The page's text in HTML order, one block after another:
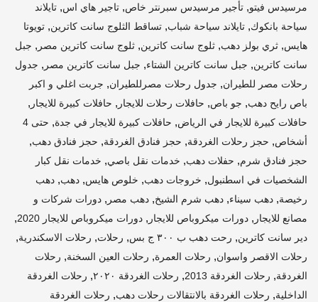
مرسيدس فيتو, تأجير مرسيدس سبرنتر خاص, تاجير هاي اس, تايلاند
سياحة بانكوك, تايلاند سياحة شباب, تساقط الثلوج سانت كاترين, تويوتا
هايس, ثري بولز دهب, ثلوج سانت كاترين, ثلوج سانت كاترين مصر , جبل
سانت كاترين, جبل سانت كاترين الشتاء, جبل سانت كاترين مصر , جدول
رحلات مصر للطيران, جدول رحلات مصرللطيران, جربت اغلي و اكبر
باص رايح دهب, جو باص, حافلات رحلات للايجار , حافلات كبيرة للايجار ,
حافلات كبيرة للايجار في الرياض, حافلات كبيرة للايجار في جدة,
حتى 4
أشخاص, حجز رحلات الغردقة, حجز فنادق الغردقة, حجز فنادق دهب,
حجز فنادق شرم, حفلات دهب, خدمات نقل باصي, خدمات نقل كبار
الشخصيات في اسطنبول, خروجات دهب, خلوص هايس, دهب, دهب
رخيصة, دهب سيناء, دهب شرم الشيخ, دهب مصر , دورات شركات و
مصانع للايجار , دورات ميكروباص للايجار , دورات ميكروباص للايجار 2020 ,
دير سانت كاترين, رحت دهب ب ٣٠٠ ج بس , رحلات, رحلات الاسكندرية,
رحلات الاقصر واسوان, رحلات العمرة, رحلات العين السخنة, رحلات
الغردقة, رحلات الغردقة 2013 , رحلات الغردقة ٢٠٢٠ , رحلات الغردقة
الداخلية, رحلات الغردقة بالانتقالات رحلات دهب, رحلات الغردقة